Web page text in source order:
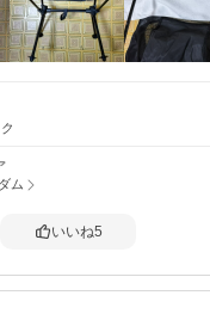
持っているデイバックに
やおやつ等と一緒にバッ
キャンプはしないですが
に、不要の時はバックに
いです。
ム
いいね5